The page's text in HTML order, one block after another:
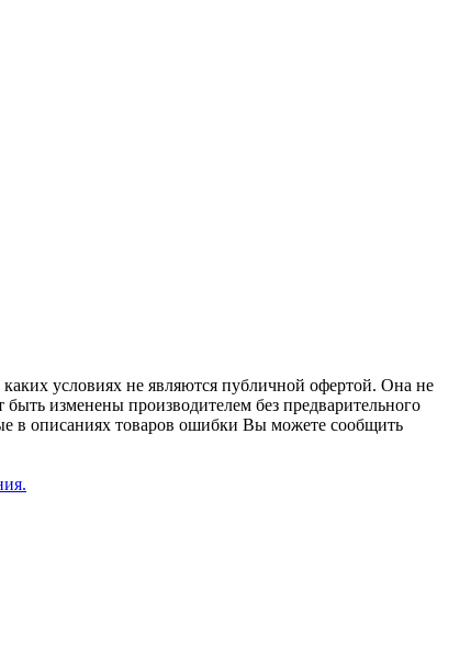
условиях не являются публичной офертой. Она не
изменены производителем без предварительного
в описаниях товаров ошибки Вы можете сообщить